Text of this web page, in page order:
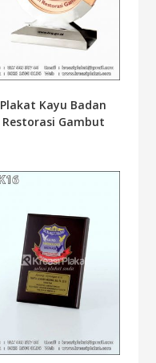
Plakat Kayu Badan
Restorasi Gambut